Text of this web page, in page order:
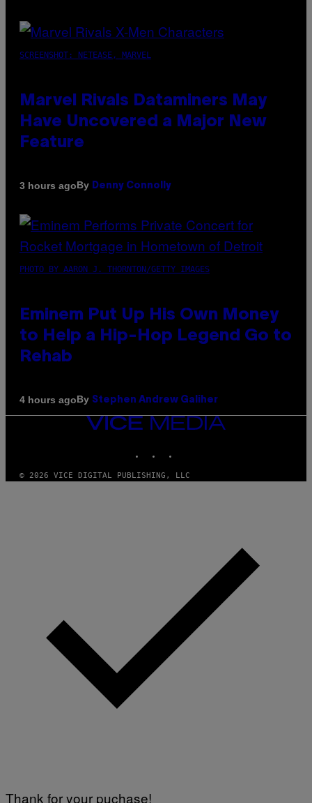
SCREENSHOT: NETEASE, MARVEL
Marvel Rivals Dataminers May
Have Uncovered a Major New
Feature
3 hours agoBy Denny Connolly
PHOTO BY AARON J. THORNTON/GETTY IMAGES
Eminem Put Up His Own Money
to Help a Hip-Hop Legend Go to
Rehab
4 hours agoBy Stephen Andrew Galiher
VICE
© 2026 VICE DIGITAL PUBLISHING, LLC
Thank for your puchase!